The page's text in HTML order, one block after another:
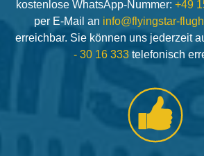
kostenlose WhatsApp-Nummer: +49
per E-Mail an info@flyingstar-
erreichbar. Sie können uns jederzeit
- 30 16 333 telefonisch